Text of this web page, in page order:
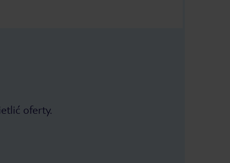
oferty.